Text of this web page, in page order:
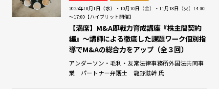
2025年10月1日（水）・10月10日（金）・11月18日（火）14:00
～17:00【ハイブリット開催】
【満席】M&A即戦力育成講座『株主間契約
編』～講師による徹底した課題ワーク個別指
導でM&Aの総合力をアップ（全３回）
アンダーソン・毛利・友常法律事務所外国法共同事
業 パートナー弁護士 龍野滋幹 氏